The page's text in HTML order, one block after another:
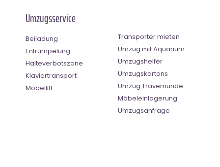
Umzugsservice
Beiladung
Entrümpelung
Halteverbotszone
Klaviertransport
Möbellift
Transporter mieten
Umzug mit Aquarium
Umzugshelfer
Umzugskartons
Umzug Travemünde
Möbeleinlagerung
Umzugsanfrage